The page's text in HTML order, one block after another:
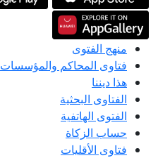
منهج الفتوى
فتاوى المحاكم والمؤسسات
هذا ديننا
الفتاوى البحثية
الفتوى الهاتفية
حساب الزكاة
فتاوى الأقليات